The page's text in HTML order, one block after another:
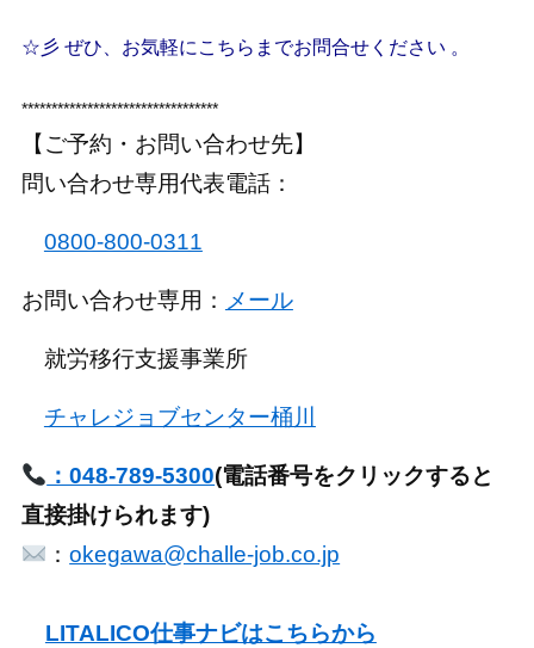
☆彡 ぜひ、お気軽にこちらまでお問合せください 。
*********************************
【ご予約・お問い合わせ先】
問い合わせ専用代表電話：
0800-800-0311
お問い合わせ専用： メール
就労移行支援事業所
チャレジョブセンター桶川
：048-789-5300(電話番号をクリックすると
直接掛けられます)
：okegawa@challe-job.co.jp
LITALICO仕事ナビはこちらから